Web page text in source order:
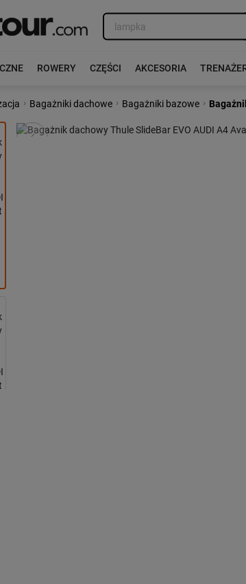
ROWERY CZĘŚCI AKCESORIA
› Bagażniki dachowe › Bagażniki bazowe ›
Poprzedni